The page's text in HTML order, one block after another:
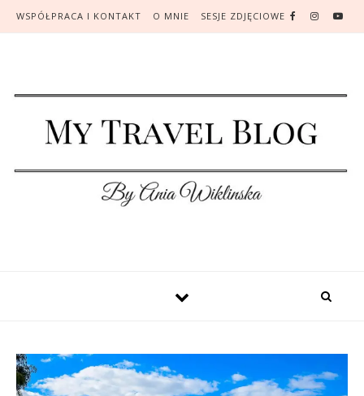
WSPÓŁPRACA I KONTAKT O MNIE SESJE ZDJĘCIOWE